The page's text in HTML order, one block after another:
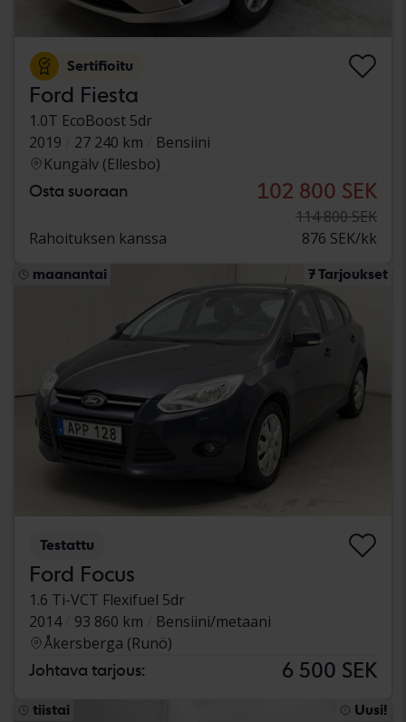
Sertifioitu
Ford Fiesta
1.0T EcoBoost 5dr
2019
27 240 km
Bensiini
Kungälv (Ellesbo)
Osta suoraan 102 800 SEK
114 800 SEK
Rahoituksen kanssa
876 SEK/kk
maanantai 7 Tarjoukset
Testattu
Ford Focus
1.6 Ti-VCT Flexifuel 5dr
2014
93 860 km
Bensiini/metaani
Åkersberga (Runö)
Johtava tarjous: 6 500 SEK
tiistai Uusi!